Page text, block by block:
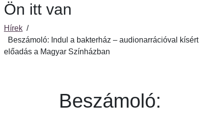
Ön itt van
Hírek /
Beszámoló: Indul a bakterház – audionarrációval kísért
előadás a Magyar Színházban
Beszámoló: